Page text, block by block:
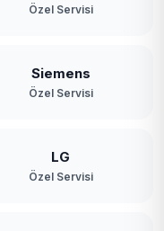
Özel Servisi
Siemens
Özel Servisi
LG
Özel Servisi